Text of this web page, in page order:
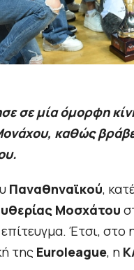
σε μία όμορφη
καθώς
Παναθηναϊκού,
Μοσχάτου
επίτευγμα. Έτσι,
της Euroleague, η